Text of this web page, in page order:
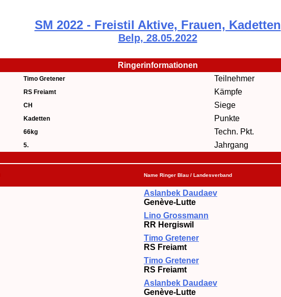
SM 2022 - Freistil Aktive, Frauen, Kadetten
Belp, 28.05.2022
Ringerinformationen
Timo Gretener Teilnehmer
RS Freiamt Kämpfe
CH Siege
Kadetten Punkte
66kg Techn. Pkt.
5. Jahrgang
Name Ringer Blau / Landesverband
Aslanbek Daudaev
Genève-Lutte
Lino Grossmann
RR Hergiswil
Timo Gretener
RS Freiamt
Timo Gretener
RS Freiamt
Aslanbek Daudaev
Genève-Lutte